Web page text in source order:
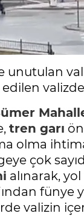
unutulan
valizde
tren garı
olma
çok
alınarak,
fünye
valizin